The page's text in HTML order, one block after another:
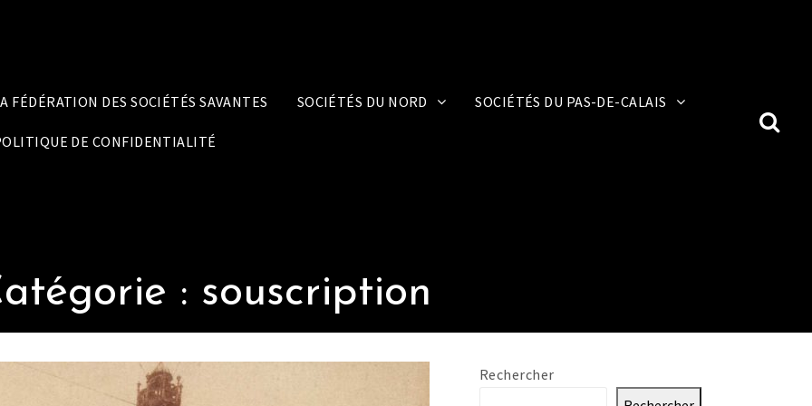
FÉDÉRATION DES SOCIÉTÉS SAVANTES SOCIÉTÉS DU NORD SOCIÉTÉS DU PAS-DE-CALAIS
DE CONFIDENTIALITÉ
: souscription
Rechercher